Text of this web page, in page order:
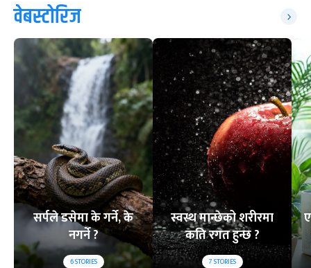
वेबस्टोरिज
सर्पले डसेमा के गर्ने, के
नगर्ने ?
6STORIES
स्वस्थ मान्छेको शरीरमा
कति रगत हुन्छ ?
7STORIES